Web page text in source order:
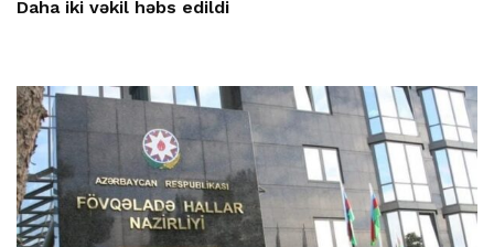
Daha iki vəkil həbs edildi